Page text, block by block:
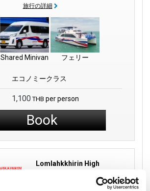
旅行の詳細
Shared Minivan フェリー
エコノミークラス
1,100 THB per person
Book
Lomlahkkhirin High